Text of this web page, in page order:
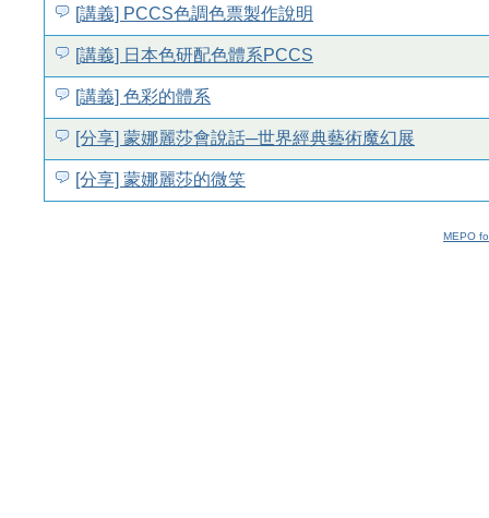
[講義] PCCS色調色票製作說明
[講義] 日本色研配色體系PCCS
[講義] 色彩的體系
[分享] 蒙娜麗莎會說話─世界經典藝術魔幻展
[分享] 蒙娜麗莎的微笑
MEPO